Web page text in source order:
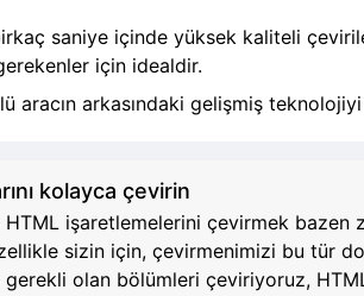
saniye içinde yüksek kaliteli
için idealdir.
aracın arkasındaki gelişmiş
kolayca çevirin
işaretlemelerini çevirmek bazen
sizin için, çevirmenimizi bu tür
olan bölümleri çeviriyoruz,